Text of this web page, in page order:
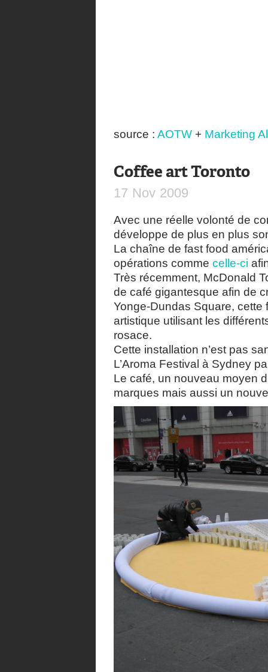
source : AOTW + Marketing
Coffee art Toronto
17 Nov 2009
Avec une réelle volonté de
développe de plus en plus
La chaîne de fast food
opérations comme celle-ci
Très récemment, McDonald
de café gigantesque afin de
Yonge-Dundas Square, cette
artistique utilisant les
rosace.
Cette installation n’est pas
L’Aroma Festival à Sydney
Le café, un nouveau moyen
marques mais aussi un